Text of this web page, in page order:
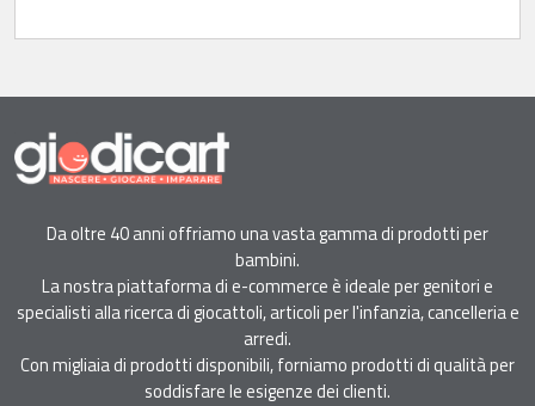
Da oltre 40 anni offriamo una vasta gamma di prodotti per
bambini.
La nostra piattaforma di e-commerce è ideale per genitori e
specialisti alla ricerca di giocattoli, articoli per l'infanzia, cancelleria e
arredi.
Con migliaia di prodotti disponibili, forniamo prodotti di qualità per
soddisfare le esigenze dei clienti.